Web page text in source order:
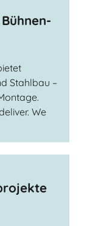
Stahlbau –
We